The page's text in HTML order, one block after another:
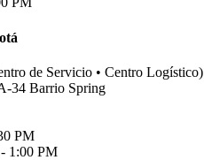
de Servicio • Centro Logístico)
34 Barrio Spring
PM
1:00 PM